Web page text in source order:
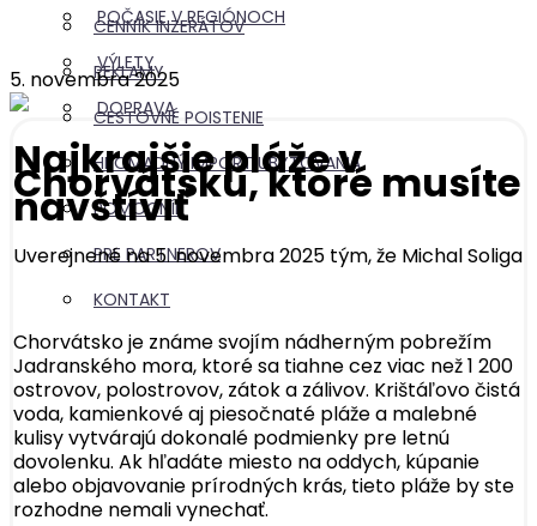
POČASIE V REGIÓNOCH
VÝLETY
DOPRAVA
CENNÍK INZERÁTOV
REKLAMY
CESTOVNÉ POISTENIE
HROMADNÝ IMPORT UBYTOVANIA
POMOCNÍK
PRE PARTNEROV
KONTAKT
5. novembra 2025
Najkrajšie pláže v
Chorvátsku, ktoré musíte
navštíviť
Uverejnené na 5. novembra 2025 tým, že Michal Soliga
Chorvátsko je známe svojím nádherným pobrežím
Jadranského mora, ktoré sa tiahne cez viac než 1 200
ostrovov, polostrovov, zátok a zálivov. Krištáľovo čistá
voda, kamienkové aj piesočnaté pláže a malebné
kulisy vytvárajú dokonalé podmienky pre letnú
dovolenku. Ak hľadáte miesto na oddych, kúpanie
alebo objavovanie prírodných krás, tieto pláže by ste
rozhodne nemali vynechať.